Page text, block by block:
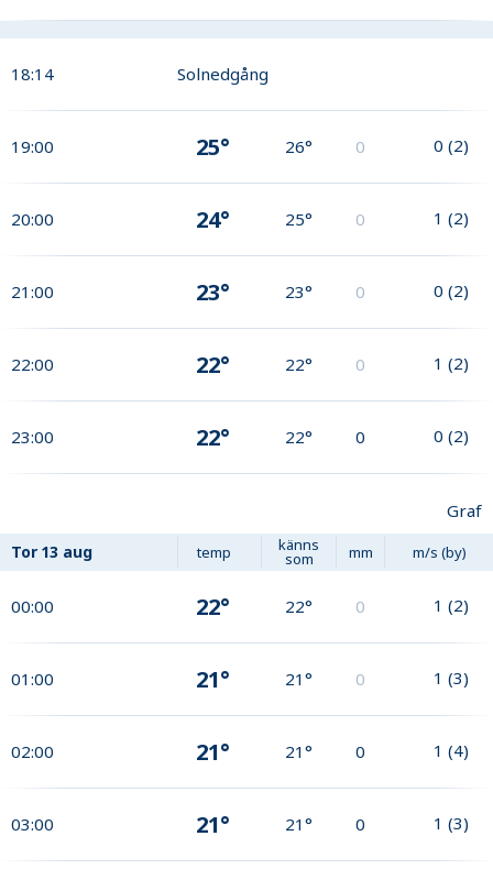
18:14 Solnedgång
19:00 25° 26° 0 0 (2)
20:00 24° 25° 0 1 (2)
21:00 23° 23° 0 0 (2)
22:00 22° 22° 0 1 (2)
23:00 22° 22° 0 0 (2)
Graf
Tor 13 aug temp känns
som mm m/s (by)
00:00 22° 22° 0 1 (2)
01:00 21° 21° 0 1 (3)
02:00 21° 21° 0 1 (4)
03:00 21° 21° 0 1 (3)